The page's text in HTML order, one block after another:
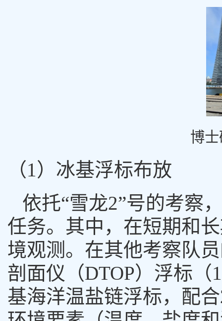
博士
（1）冰基浮标布放
依托“雪龙2”号的考察
任务。其中，在短期和
境观测。在其他考察队
剖面仪 （DTOP） 浮标（
基海洋温盐链浮标，配合